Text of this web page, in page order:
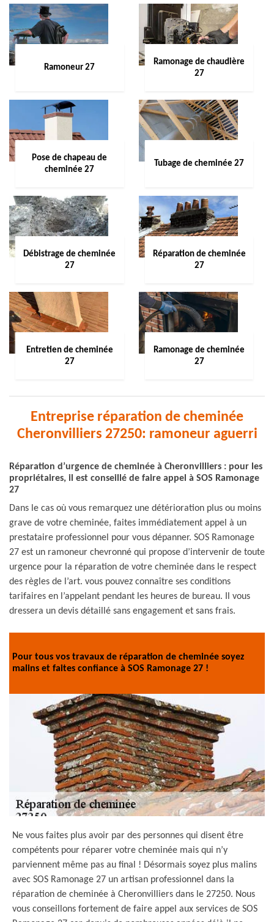
Ramoneur 27
Ramonage de chaudière
27
Pose de chapeau de
cheminée 27
Tubage de cheminée 27
Débistrage de cheminée
27
Réparation de cheminée
27
Entretien de cheminée
27
Ramonage de cheminée
27
Entreprise réparation de cheminée
Cheronvilliers 27250: ramoneur aguerri
Réparation d’urgence de cheminée à Cheronvilliers : pour les
propriétaires, il est conseillé de faire appel à SOS Ramonage
27
Dans le cas où vous remarquez une détérioration plus ou moins
grave de votre cheminée, faites immédiatement appel à un
prestataire professionnel pour vous dépanner. SOS Ramonage
27 est un ramoneur chevronné qui propose d’intervenir de toute
urgence pour la réparation de votre cheminée dans le respect
des règles de l’art. vous pouvez connaître ses conditions
tarifaires en l’appelant pendant les heures de bureau. Il vous
dressera un devis détaillé sans engagement et sans frais.
Pour tous vos travaux de réparation de cheminée soyez
malins et faites confiance à SOS Ramonage 27 !
Ne vous faites plus avoir par des personnes qui disent être
compétents pour réparer votre cheminée mais qui n’y
parviennent même pas au final ! Désormais soyez plus malins
avec SOS Ramonage 27 un artisan professionnel dans la
réparation de cheminée à Cheronvilliers dans le 27250. Nous
vous conseillons fortement de faire appel aux services de SOS